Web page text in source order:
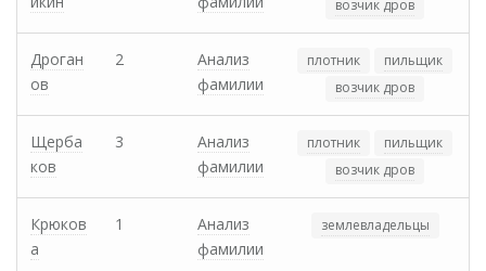
возчик дров
Дроган
ов
2
Анализ
фамилии
плотник
пильщик
возчик дров
Щерба
ков
3
Анализ
фамилии
плотник
пильщик
возчик дров
Крюков
а
1
Анализ
фамилии
землевладельцы